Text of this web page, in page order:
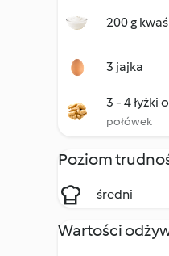
200 g
3 jajka
3 - 4 łyżki
połówek
Poziom
średni
Wartości